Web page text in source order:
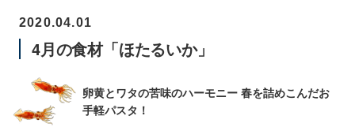
2020.04.01
4月の食材「ほたるいか」
卵黄とワタの苦味のハーモニー 春を詰めこんだお
手軽パスタ！